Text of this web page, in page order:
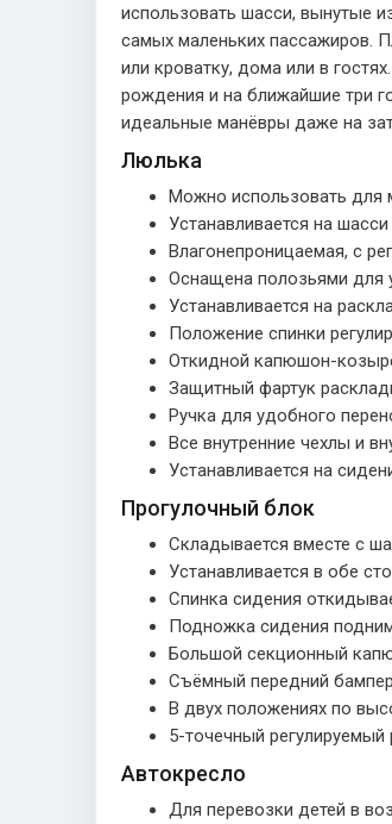
использовать шасси, вынутые
самых маленьких пассажиров.
или кроватку, дома или в
рождения и на ближайшие три
идеальные манёвры даже на
Люлька
Можно использовать для
Устанавливается на
Влагонепроницаемая, с
Оснащена полозьями для
Устанавливается на
Положение спинки
Откидной капюшон-
Защитный фартук
Ручка для удобного
Все внутренние чехлы и
Устанавливается на
Прогулочный блок
Складывается вместе с
Устанавливается в обе
Спинка сидения
Подножка сидения
Большой секционный
Съёмный передний
В двух положениях по
5-точечный
Автокресло
Для перевозки детей в